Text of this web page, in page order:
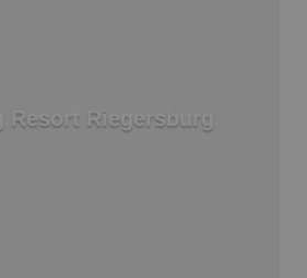
Resort Riegersburg